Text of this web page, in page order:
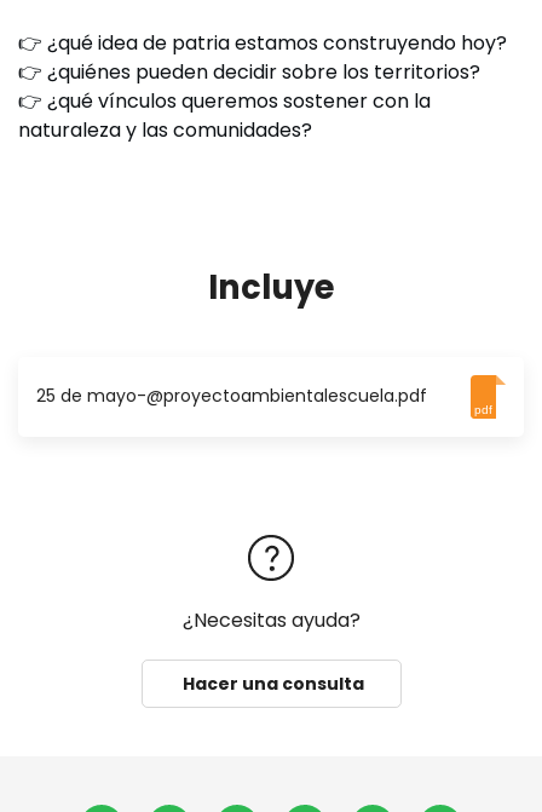
👉 ¿qué idea de patria estamos construyendo hoy?
👉 ¿quiénes pueden decidir sobre los territorios?
👉 ¿qué vínculos queremos sostener con la
naturaleza y las comunidades?
Incluye
25 de mayo-@proyectoambientalescuela.pdf
pdf
¿Necesitas ayuda?
Hacer una consulta